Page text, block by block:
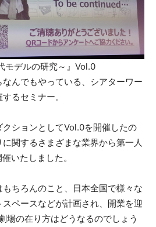
モデルの研究～』Vol.0
んでもやっている、シアターワー
るセミナー。
ションとしてVol.0を開催したの
関するさまざまな業界から第一人
いたしました。
ちろんのこと、日本全国で様々な
ペースなどが計画され、開業を迎
場の在り方はどうなるのでしょう